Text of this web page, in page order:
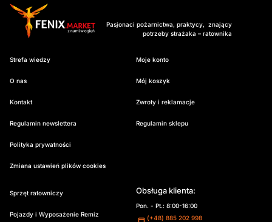
Pasjonaci pożarnictwa, praktycy, znający
potrzeby strażaka – ratownika
Strefa wiedzy
O nas
Kontakt
Regulamin newslettera
Polityka prywatności
Zmiana ustawień plików cookies
Moje konto
Mój koszyk
Zwroty i reklamacje
Regulamin sklepu
Sprzęt ratowniczy
Pojazdy i Wyposażenie Remiz
Obsługa klienta:
Pon. - Pt.: 8:00-16:00
(+48) 885 202 998